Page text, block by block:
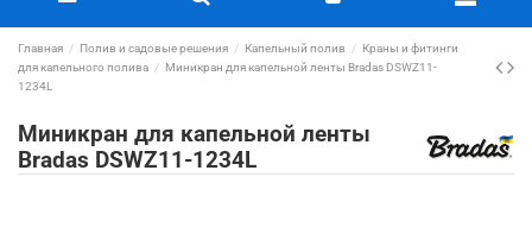
Главная Полив и садовые решения Капельный полив
Краны и фитинги
для капельного полива
Миникран для капельной ленты Bradas DSWZ11-
1234L
Миникран для капельной ленты
Bradas DSWZ11-1234L